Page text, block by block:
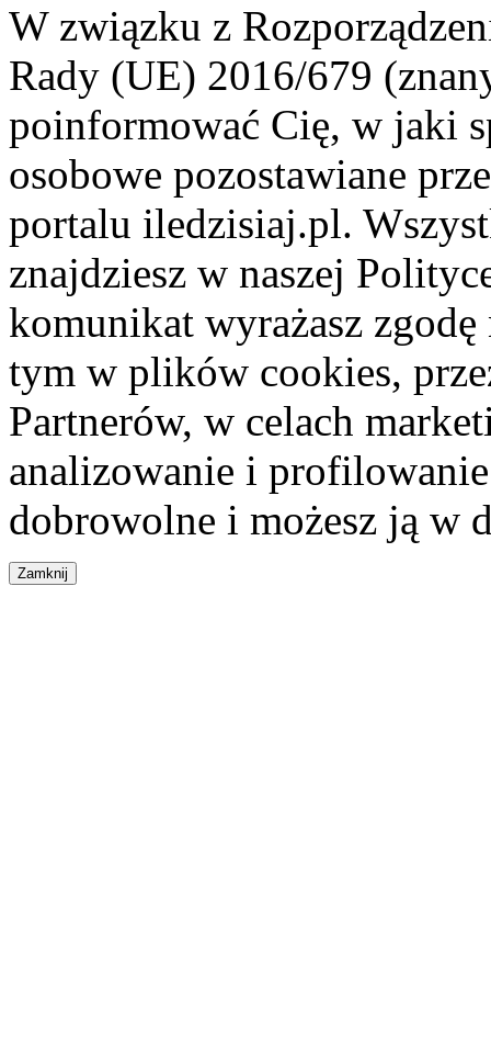
W związku z
Rady (UE) 2016/679
poinformować Cię, w jaki
osobowe pozostawiane
portalu iledzisiaj.pl.
znajdziesz w naszej
komunikat wyrażasz
tym w plików cookies,
Partnerów, w celach
analizowanie i
dobrowolne i możesz ją w